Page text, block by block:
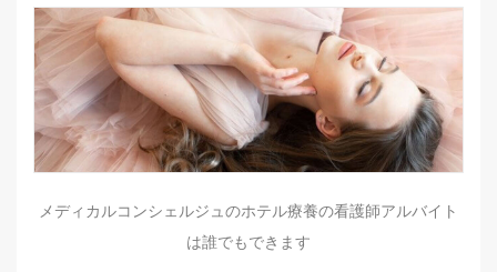
メディカルコンシェルジュのホテル療養の看護師アルバイト
は誰でもできます